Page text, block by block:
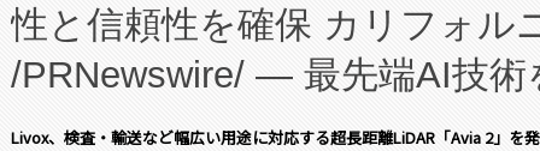
に、患者やサプライチェーン
キー方式で拡張性が高く、持
す。FCCM‑を活用した現地生
性と信頼性を確保 カリフォル
/PRNewswire/ — 最先端AI技術
会社エーアイ・アンド：本社
Livox、検査・輸送など幅広い用途に対応する超長距離LiDAR「Avia 2」を